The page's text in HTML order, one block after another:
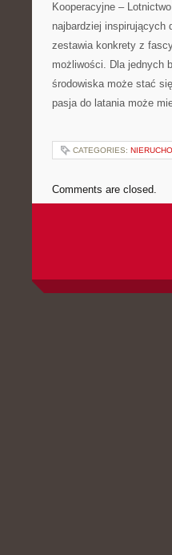
Kooperacyjne –
najbardziej inspirujących
zestawia konkrety z
możliwości. Dla jednych
środowiska może stać
pasja do latania może
CATEGORIES:
Comments are closed.